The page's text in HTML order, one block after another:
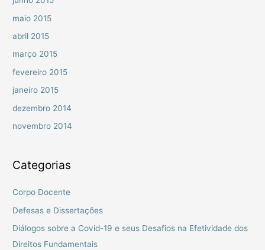
maio 2015
abril 2015
março 2015
fevereiro 2015
janeiro 2015
dezembro 2014
novembro 2014
Categorias
Corpo Docente
Defesas e Dissertações
Diálogos sobre a Covid-19 e seus Desafios na Efetividade dos
Direitos Fundamentais